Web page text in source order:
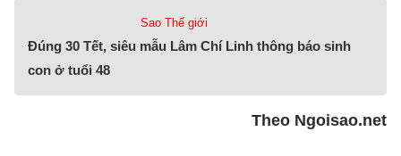
Sao Thế giới
Đúng 30 Tết, siêu mẫu Lâm Chí Linh thông báo sinh
con ở tuổi 48
Theo Ngoisao.net